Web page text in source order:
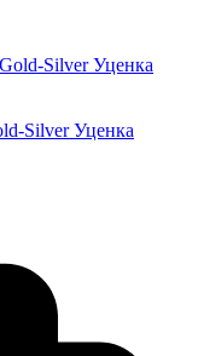
Silver Уценка